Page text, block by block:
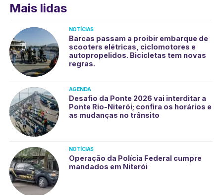
Mais lidas
NOTÍCIAS
Barcas passam a proibir embarque de
scooters elétricas, ciclomotores e
autopropelidos. Bicicletas tem novas
regras.
AGENDA
Desafio da Ponte 2026 vai interditar a
Ponte Rio-Niterói; confira os horários e
as mudanças no trânsito
NOTÍCIAS
Operação da Polícia Federal cumpre
mandados em Niterói